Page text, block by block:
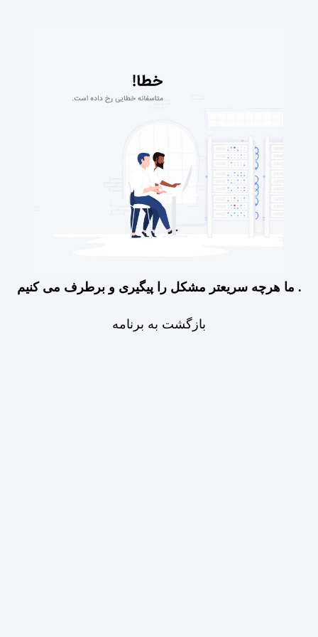
ما هرچه سریعتر مشکل را پیگیری و برطرف می کنیم .
بازگشت به برنامه